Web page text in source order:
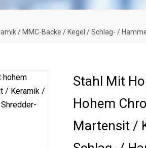
/ MMC-Backe / Kegel / Schlag- /
Stahl Mit
Hohem
Martensit /